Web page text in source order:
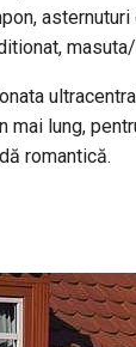
asternuturi
mai lung,
romantică.